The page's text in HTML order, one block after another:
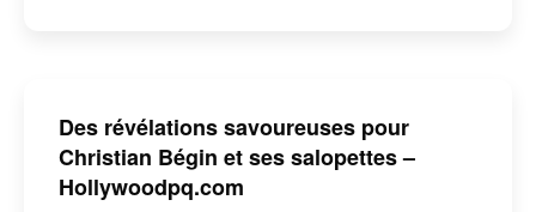
Des révélations savoureuses pour
Christian Bégin et ses salopettes –
Hollywoodpq.com